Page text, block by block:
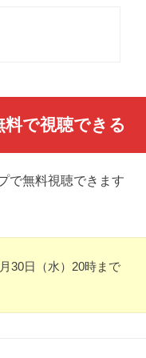
で視聴できる
で無料視聴できます
30日（水）20時まで